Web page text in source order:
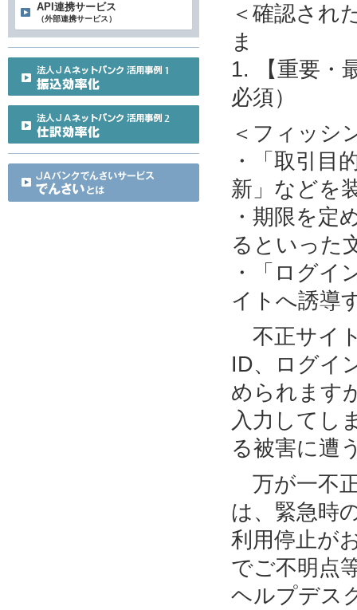
＜確認され
ま
1. 【重要・
必須）
＜フィッシ
・「取引目
新」などを
・期限を定
るといった
・「ログイ
イトへ誘導
不正サイ
ID、ログイ
められます
入力してし
る被害に遭
万が一不
は、緊急時
利用停止が
でご不明点
ヘルプデス
API連携サービス
（外部連携サービス）